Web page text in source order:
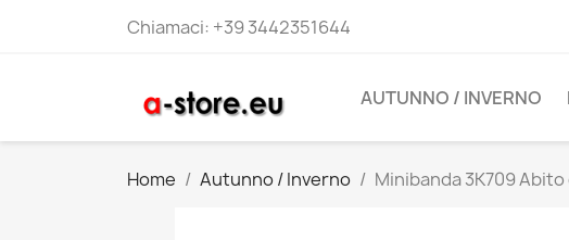
Chiamaci: +39 3442351644
AUTUNNO / INVERNO
Home Autunno / Inverno Minibanda 3K709